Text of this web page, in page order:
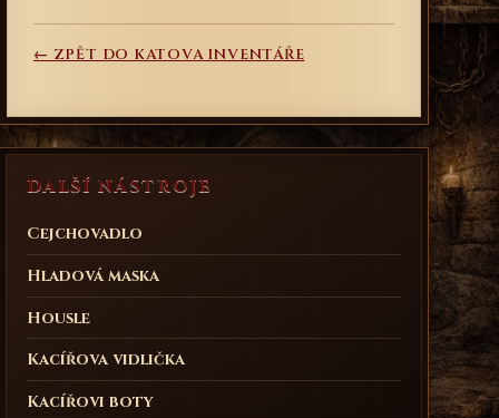
← ZPĚT DO KATOVA INVENTÁŘE
DALŠÍ NÁSTROJE
Cejchovadlo
Hladová maska
Housle
Kacířova vidlička
Kacířovi boty